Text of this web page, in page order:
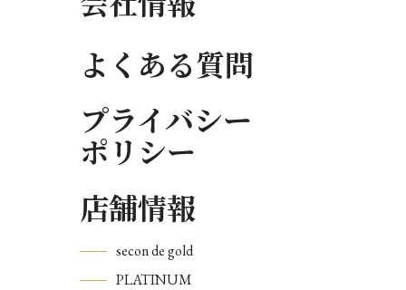
よくある質問
プライバシー
ポリシー
店舗情報
secon de gold
PLATINUM